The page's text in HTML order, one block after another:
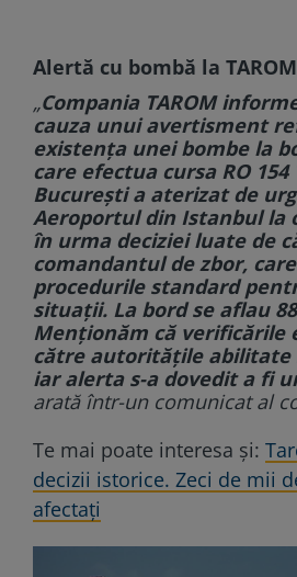
Alertă cu bombă la TAROM
„Compania TAROM
cauza unui avertisment
existența unei bombe la
care efectua cursa RO 154
București a aterizat de
Aeroportul din Istanbul la
în urma deciziei luate de
comandantul de zbor,
procedurile standard
situații. La bord se aflau
Menționăm că verificările
către autoritățile abilitate
iar alerta s-a dovedit a fi
arată într-un comunicat al
Te mai poate interesa și:
decizii istorice. Zeci de mii
afectați